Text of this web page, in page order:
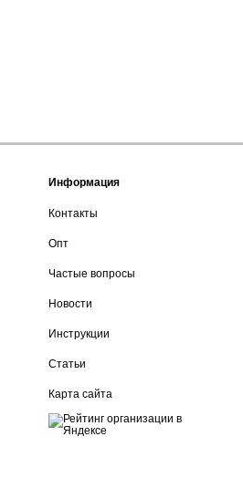
Информация
Контакты
Опт
Частые вопросы
Новости
Инструкции
Статьи
Карта сайта